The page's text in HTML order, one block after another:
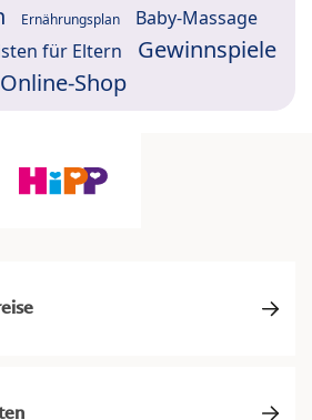
Ernährungsplan Baby-Massage
für Eltern
Gewinnspiele
Online-Shop